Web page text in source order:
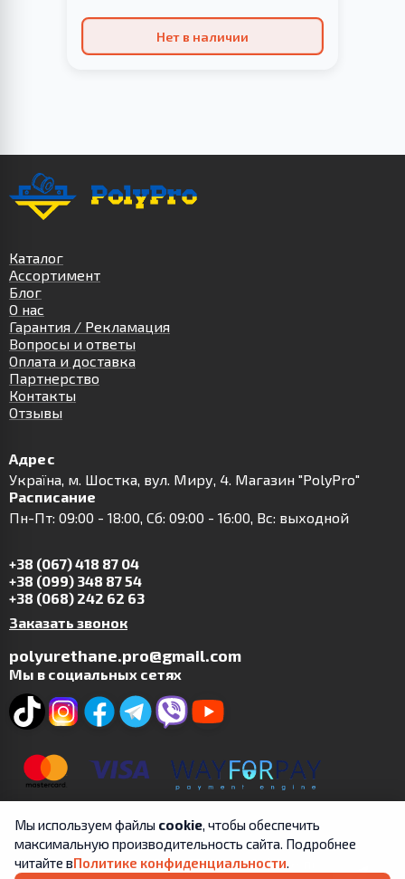
Нет в наличии
Каталог
Ассортимент
Блог
О нас
Гарантия / Рекламация
Вопросы и ответы
Оплата и доставка
Партнерство
Контакты
Отзывы
Адрес
Українa, м. Шостка, вул. Миру, 4. Магазин "PolyPro"
Расписание
Пн-Пт: 09:00 - 18:00, Сб: 09:00 - 16:00, Вс: выходной
+38 (067) 418 87 04
+38 (099) 348 87 54
+38 (068) 242 62 63
Заказать звонок
polyurethane.pro@gmail.com
Мы в социальных сетях
Copyright © 2019-2025 | ФЛП Цит А.В. | Все права
Мы используем файлы cookie, чтобы обеспечить
максимальную производительность сайта. Подробнее
читайте вПолитике конфиденциальности.